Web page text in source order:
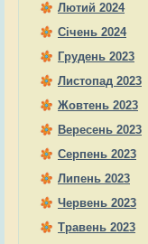
Лютий 2024
Січень 2024
Грудень 2023
Листопад 2023
Жовтень 2023
Вересень 2023
Серпень 2023
Липень 2023
Червень 2023
Травень 2023